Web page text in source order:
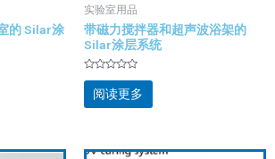
的 Silar涂
实验室用品
带磁力搅拌器和超声波浴架的
Silar涂层系统
评
分
&sol;
阅读更多